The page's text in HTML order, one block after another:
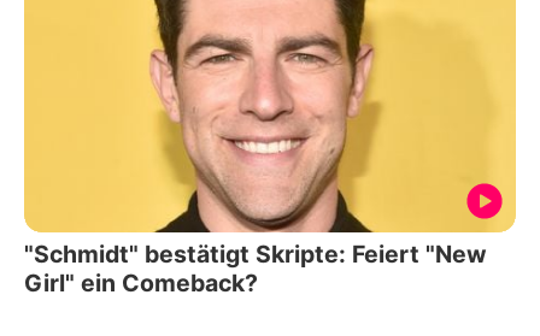
"Schmidt" bestätigt Skripte: Feiert "New
Girl" ein Comeback?